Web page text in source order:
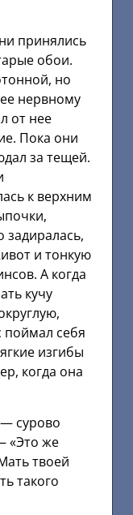
принялись
обои.
но
нервному
от нее
Пока они
за тещей.
к верхним
задиралась,
и тонкую
А когда
кучу
себя
изгибы
когда она
— сурово
«Это же
твоей
такого